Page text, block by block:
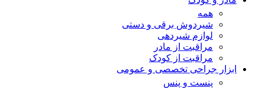
همه
شیردوش برقی و دستی
لوازم شیردهی
مراقبت از مادر
مراقبت از کودک
ابزار جراحی تخصصی و عمومی
پنست و پنس